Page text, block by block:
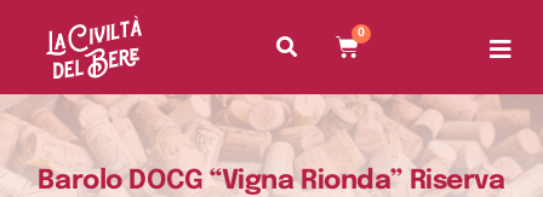
0
Barolo DOCG “Vigna Rionda” Riserva